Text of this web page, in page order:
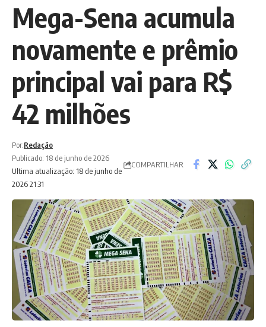
Mega-Sena acumula
novamente e prêmio
principal vai para R$
42 milhões
Ultima atualização: 18 de junho de
2026 21:31
Por:Redação
Publicado: 18 de junho de 2026
COMPARTILHAR